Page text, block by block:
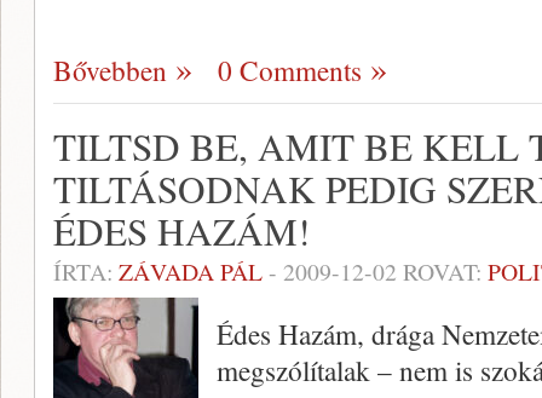
Bővebben 0 Comments
TILTSD BE, AMIT BE KELL
TILTÁSODNAK PEDIG
ÉDES HAZÁM!
ÍRTA: ZÁVADA PÁL- 2009-12-02 ROVAT:
Édes Hazám, drága
megszólítalak – nem is